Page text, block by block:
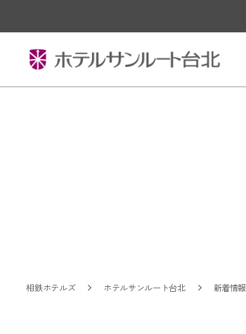
相鉄ホテルズ ホテルサンルート台北 新着情報